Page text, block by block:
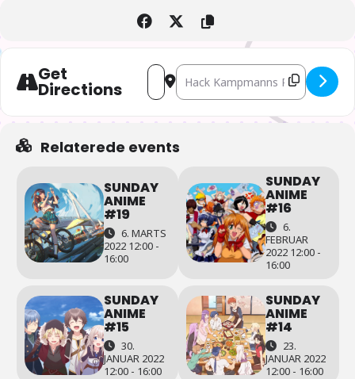
Get
Directions
Address - Sunday Anime #20
Destination Address - Sunday
Relaterede events
SUNDAY
ANIME
#19
6. MARTS
2022 12:00 -
16:00
SUNDAY
ANIME
#16
6.
FEBRUAR
2022 12:00 -
16:00
SUNDAY
ANIME
#15
30.
JANUAR 2022
12:00 - 16:00
SUNDAY
ANIME
#14
23.
JANUAR 2022
12:00 - 16:00